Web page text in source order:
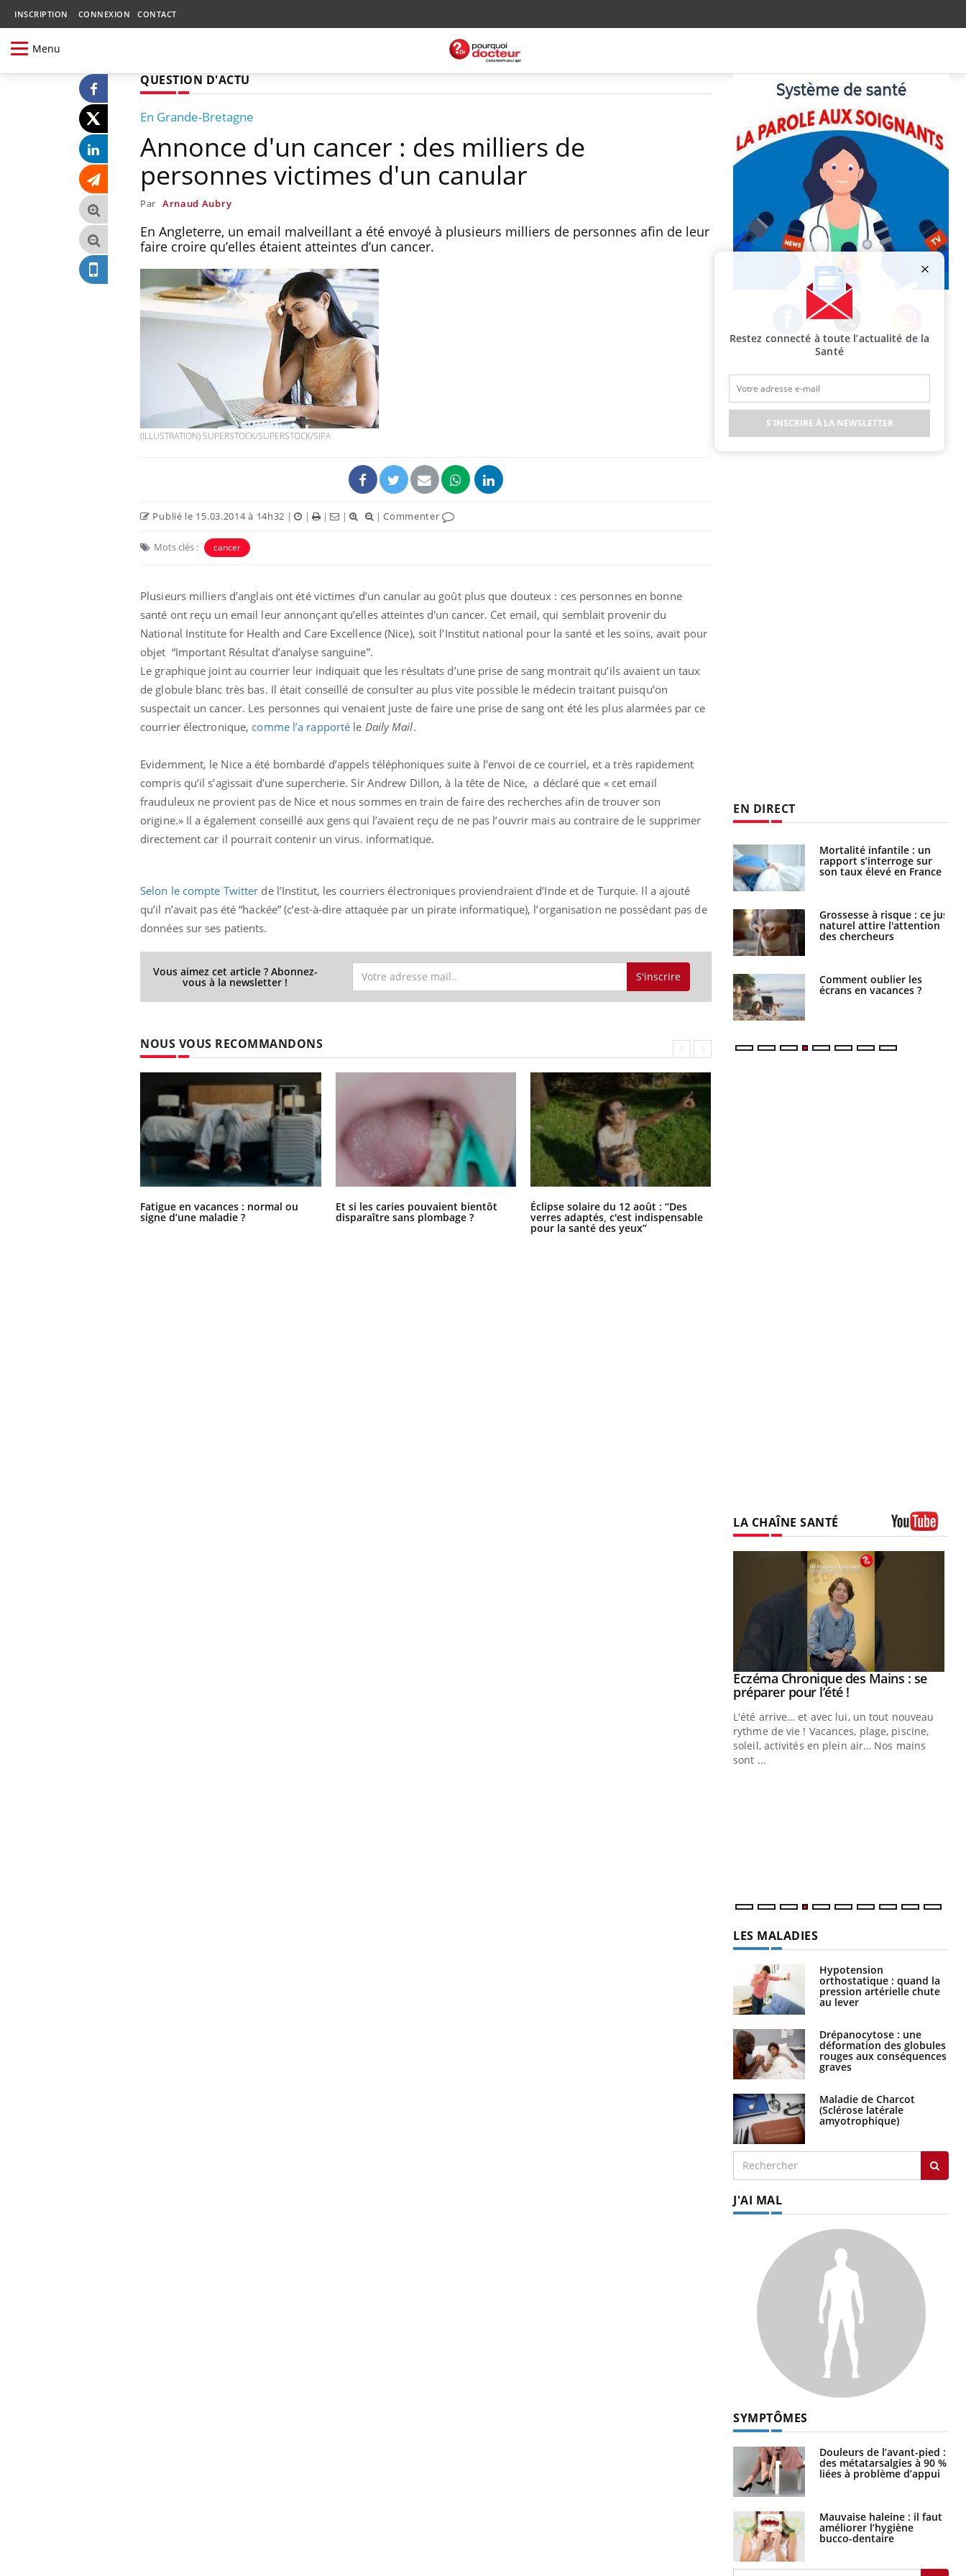
INSCRIPTION CONNEXION CONTACT
Menu
QUESTION D'ACTU
En Grande-Bretagne
Annonce d'un cancer : des milliers de
personnes victimes d'un canular
Par Arnaud Aubry
En Angleterre, un email malveillant a été envoyé à plusieurs milliers de personnes afin de leur
faire croire qu’elles étaient atteintes d’un cancer.
(ILLUSTRATION) SUPERSTOCK/SUPERSTOCK/SIPA
Publié le 15.03.2014 à 14h32 | | | | |Commenter
Mots clés : cancer
Plusieurs milliers d’anglais ont été victimes d’un canular au goût plus que douteux : ces personnes en bonne
santé ont reçu un email leur annonçant qu’elles atteintes d'un cancer. Cet email, qui semblait provenir du
National Institute for Health and Care Excellence (Nice), soit l’Institut national pour la santé et les soins, avait pour
objet “Important Résultat d’analyse sanguine”.
Le graphique joint au courrier leur indiquait que les résultats d’une prise de sang montrait qu’ils avaient un taux
de globule blanc très bas. Il était conseillé de consulter au plus vite possible le médecin traitant puisqu’on
suspectait un cancer. Les personnes qui venaient juste de faire une prise de sang ont été les plus alarmées par ce
courrier électronique, comme l’a rapporté le Daily Mail.
Evidemment, le Nice a été bombardé d’appels téléphoniques suite à l’envoi de ce courriel, et a très rapidement
compris qu’il s’agissait d’une supercherie. Sir Andrew Dillon, à la tête de Nice, a déclaré que « cet email
frauduleux ne provient pas de Nice et nous sommes en train de faire des recherches afin de trouver son
origine.» Il a également conseillé aux gens qui l’avaient reçu de ne pas l’ouvrir mais au contraire de le supprimer
directement car il pourrait contenir un virus. informatique.
Selon le compte Twitter de l’Institut, les courriers électroniques proviendraient d’Inde et de Turquie. Il a ajouté
qu’il n’avait pas été “hackée” (c’est-à-dire attaquée par un pirate informatique), l’organisation ne possédant pas de
données sur ses patients.
Vous aimez cet article ? Abonnez-
vous à la newsletter ! S'inscrire
NOUS VOUS RECOMMANDONS
Fatigue en vacances : normal ou
signe d’une maladie ?
Et si les caries pouvaient bientôt
disparaître sans plombage ?
Éclipse solaire du 12 août : “Des
verres adaptés, c'est indispensable
pour la santé des yeux”
Facebook Twitter Instagram
EN DIRECT
Fatigue en vacances :
Et si les caries pouvaient
bientôt disparaître sans
plombage ?
Éclipse solaire du 12 août
: “Des verres adaptés,
c'est indispensable pour
Les troubles du sommeil
Mon enfant est-il trop
Bébés, jeunes enfants :
quelle trousse à
pharmacie pour les
Comment éviter une otite
Hantavirus : un cas
détecté chez un touriste
en France
Mortalité infantile : un
rapport s’interroge sur
son taux élevé en France
Grossesse à risque : ce jus
naturel attire l'attention
des chercheurs
Comment oublier les
écrans en vacances ?
LA CHAÎNE SANTÉ
Youtube
Eczéma Chronique des Mains : se
préparer pour l’été !Youtube
L'été arrive… et avec lui, un tout nouveau
rythme de vie ! Vacances, plage, piscine,
soleil, activités en plein air… Nos mains
sont ...
LES MALADIES
Hypotension
orthostatique : quand la
pression artérielle chute
au lever
Drépanocytose : une
déformation des globules
rouges aux conséquences
graves
Maladie de Charcot
(Sclérose latérale
amyotrophique)
J'AI MAL
SYMPTÔMES
Douleurs de l’avant-pied :
des métatarsalgies à 90 %
liées à problème d’appui
Mauvaise haleine : il faut
améliorer l’hygiène
bucco-dentaire
Restez connecté à toute l’actualité de la
Santé
S'INSCRIRE À LA NEWSLETTER